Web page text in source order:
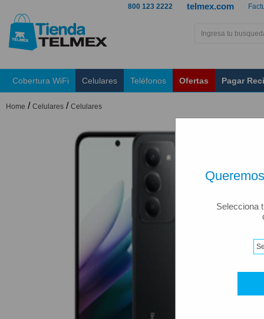
Selecciona
telmex.com
800 123 2222
Cobertura WiFi Celulares Teléfonos Ofertas Pagar
Home / Celulares / Celulares